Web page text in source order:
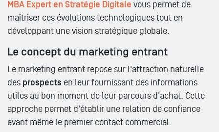
MBA Expert en Stratégie Digitale vous permet de
maîtriser ces évolutions technologiques tout en
développant une vision stratégique globale.
Le concept du marketing entrant
Le marketing entrant repose sur l'attraction naturelle
des prospects en leur fournissant des informations
utiles au bon moment de leur parcours d'achat. Cette
approche permet d'établir une relation de confiance
avant même le premier contact commercial.